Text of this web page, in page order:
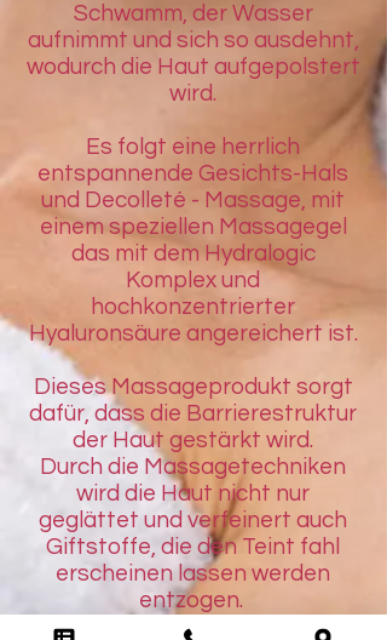
Schwamm, der Wasser
aufnimmt und sich so ausdehnt,
wodurch die Haut aufgepolstert
wird.
Es folgt eine herrlich
entspannende Gesichts-Hals
und Decolleté - Massage, mit
einem speziellen Massagegel
das mit dem Hydralogic
Komplex und
hochkonzentrierter
Hyaluronsäure angereichert ist.
Dieses Massageprodukt sorgt
dafür, dass die Barrierestruktur
der Haut gestärkt wird.
Durch die Massagetechniken
wird die Haut nicht nur
geglättet und verfeinert auch
Giftstoffe, die den Teint fahl
erscheinen lassen werden
entzogen.